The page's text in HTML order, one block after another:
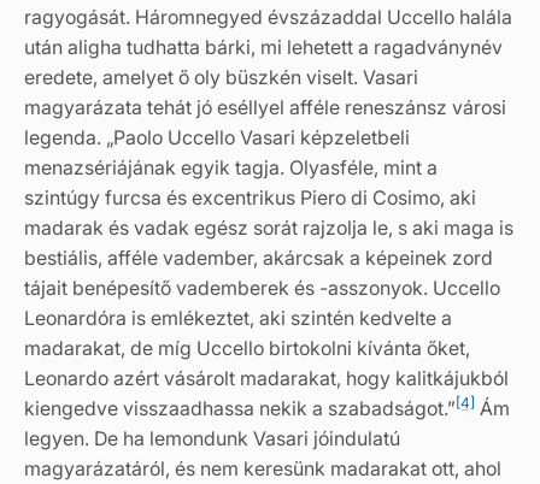
ragyogását. Háromnegyed évszázaddal Uccello halála
után aligha tudhatta bárki, mi lehetett a ragadványnév
eredete, amelyet ő oly büszkén viselt. Vasari
magyarázata tehát jó eséllyel afféle reneszánsz városi
legenda. „Paolo Uccello Vasari képzeletbeli
menazsériájának egyik tagja. Olyasféle, mint a
szintúgy furcsa és excentrikus Piero di Cosimo, aki
madarak és vadak egész sorát rajzolja le, s aki maga is
bestiális, afféle vadember, akárcsak a képeinek zord
tájait benépesítő vademberek és -asszonyok. Uccello
Leonardóra is emlékeztet, aki szintén kedvelte a
madarakat, de míg Uccello birtokolni kívánta őket,
Leonardo azért vásárolt madarakat, hogy kalitkájukból
kiengedve visszaadhassa nekik a szabadságot.”[4] Ám
legyen. De ha lemondunk Vasari jóindulatú
magyarázatáról, és nem keresünk madarakat ott, ahol